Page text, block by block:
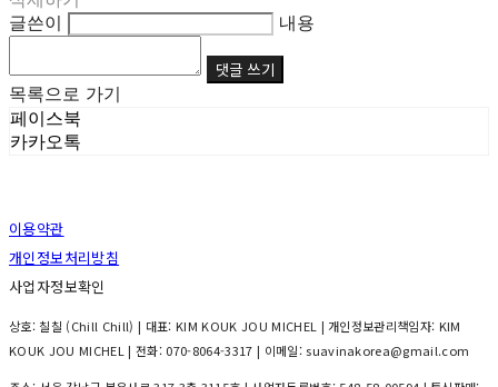
글쓴이
내용
댓글 쓰기
목록으로 가기
페이스북
카카오톡
이용약관
개인정보처리방침
사업자정보확인
상호: 칠칠 (Chill Chill) | 대표: KIM KOUK JOU MICHEL | 개인정보관리책임자: KIM
KOUK JOU MICHEL | 전화: 070-8064-3317 | 이메일: suavinakorea@gmail.com